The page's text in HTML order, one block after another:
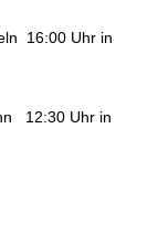
16:00 Uhr in
12:30 Uhr in